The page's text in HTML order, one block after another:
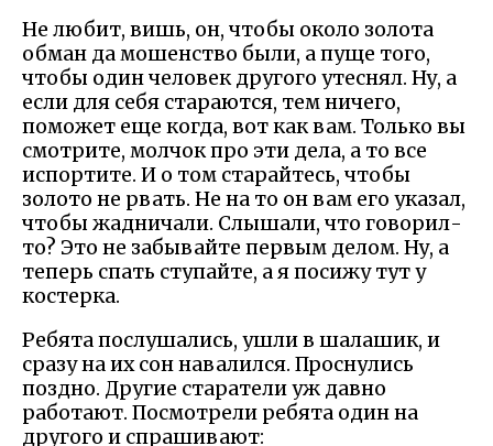
Не любит, вишь, он, чтобы около золота
обман да мошенство были, а пуще того,
чтобы один человек другого утеснял. Ну, а
если для себя стараются, тем ничего,
поможет еще когда, вот как вам. Только вы
смотрите, молчок про эти дела, а то все
испортите. И о том старайтесь, чтобы
золото не рвать. Не на то он вам его указал,
чтобы жадничали. Слышали, что говорил-
то? Это не забывайте первым делом. Ну, а
теперь спать ступайте, а я посижу тут у
костерка.
Ребята послушались, ушли в шалашик, и
сразу на их сон навалился. Проснулись
поздно. Другие старатели уж давно
работают. Посмотрели ребята один на
другого и спрашивают: